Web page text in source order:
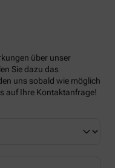
über unser
Sie dazu das
uns sobald wie möglich
auf Ihre Kontaktanfrage!